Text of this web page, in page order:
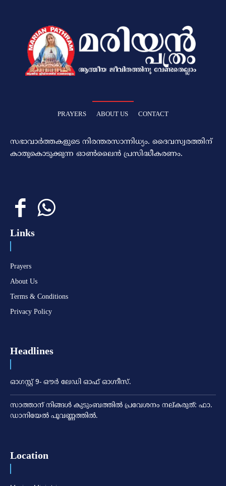
PRAYERS ABOUT US CONTACT
സഭാവാര്‍ത്തകളുടെ നിരന്തരസാന്നിധ്യം. ദൈവസ്വരത്തിന്‌
കാതുകൊടുക്കുന്ന ഓണ്‍ലൈന്‍ പ്രസിദ്ധീകരണം.
Links
Prayers
About Us
Terms & Conditions
Privacy Policy
Headlines
ഓഗസ്റ്റ് 9- ഔര്‍ ലേഡി ഓഫ് ഓഗ്നീസ്.
സാത്താന് നിങ്ങള്‍ കുടുംബത്തില്‍ പ്രവേശനം നല്കരുത്: ഫാ.
ഡാനിയേല്‍ പൂവണ്ണത്തില്‍.
Location